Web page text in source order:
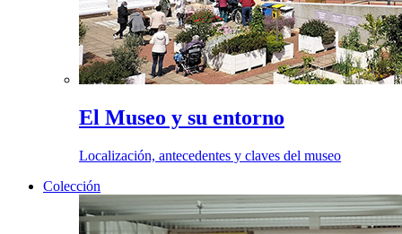
El Museo y su entorno
Localización, antecedentes y claves del museo
Colección